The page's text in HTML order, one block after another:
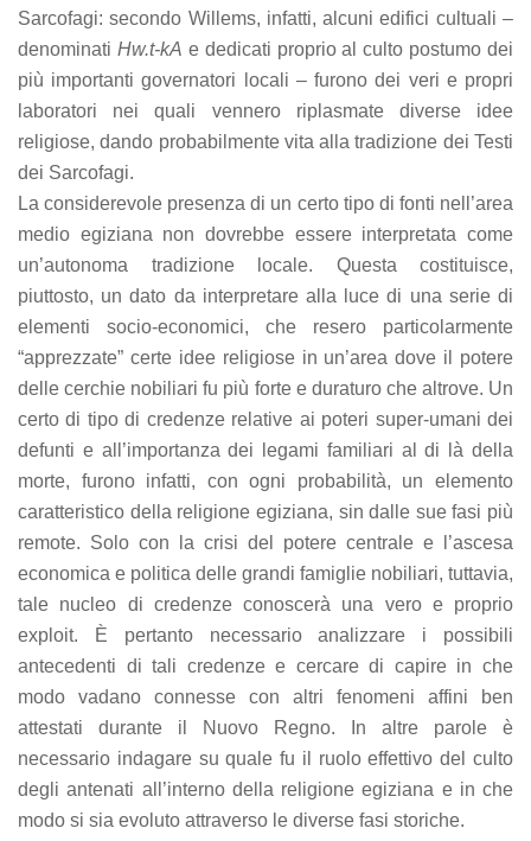
Sarcofagi: secondo Willems, infatti, alcuni edifici cultuali –
denominati Hw.t-kA e dedicati proprio al culto postumo dei
più importanti governatori locali – furono dei veri e propri
laboratori nei quali vennero riplasmate diverse idee
religiose, dando probabilmente vita alla tradizione dei Testi
dei Sarcofagi.
La considerevole presenza di un certo tipo di fonti nell’area
medio egiziana non dovrebbe essere interpretata come
un’autonoma tradizione locale. Questa costituisce,
piuttosto, un dato da interpretare alla luce di una serie di
elementi socio-economici, che resero particolarmente
“apprezzate” certe idee religiose in un’area dove il potere
delle cerchie nobiliari fu più forte e duraturo che altrove. Un
certo di tipo di credenze relative ai poteri super-umani dei
defunti e all’importanza dei legami familiari al di là della
morte, furono infatti, con ogni probabilità, un elemento
caratteristico della religione egiziana, sin dalle sue fasi più
remote. Solo con la crisi del potere centrale e l’ascesa
economica e politica delle grandi famiglie nobiliari, tuttavia,
tale nucleo di credenze conoscerà una vero e proprio
exploit. È pertanto necessario analizzare i possibili
antecedenti di tali credenze e cercare di capire in che
modo vadano connesse con altri fenomeni affini ben
attestati durante il Nuovo Regno. In altre parole è
necessario indagare su quale fu il ruolo effettivo del culto
degli antenati all’interno della religione egiziana e in che
modo si sia evoluto attraverso le diverse fasi storiche.